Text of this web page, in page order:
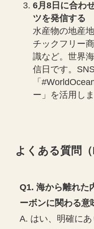
6月8日に合わ
ツを発信する
水産物の地産
チックフリー
識など。世界
信日です。
「
ー」を活用しま
よくある質問（
Q1. 海から離れた
ーボンに関わる意
A. はい、明確に